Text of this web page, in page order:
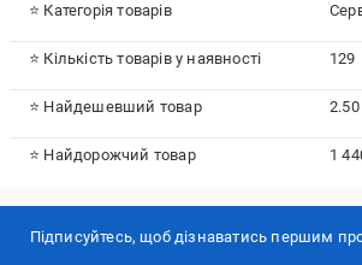
⭐ Категорія товарів
⭐ Кількість товарів у наявності 129
⭐ Найдешевший товар 2.50
⭐ Найдорожчий товар 1
Підписуйтесь, щоб дізнаватись першим про